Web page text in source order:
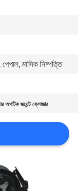
পেপাল, মাসিক নিষ্পত্তি
অপটিক জয়েন্ট ক্লোজার